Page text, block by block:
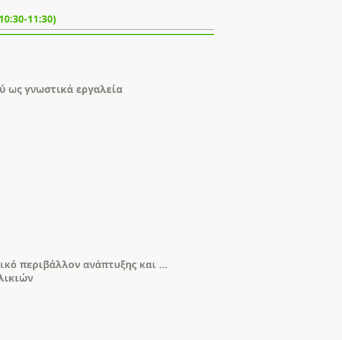
11:30)
ως γνωστικά εργαλεία
περιβάλλον ανάπτυξης και …